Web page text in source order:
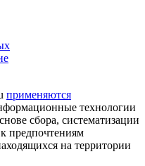
применяются
технологии
сбора, систематизации
предпочтениям
на территории